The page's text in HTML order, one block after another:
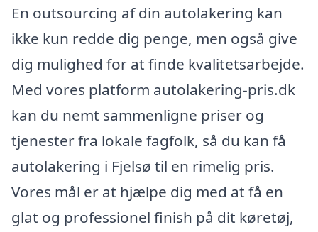
En outsourcing af din autolakering kan
ikke kun redde dig penge, men også give
dig mulighed for at finde kvalitetsarbejde.
Med vores platform autolakering-pris.dk
kan du nemt sammenligne priser og
tjenester fra lokale fagfolk, så du kan få
autolakering i Fjelsø til en rimelig pris.
Vores mål er at hjælpe dig med at få en
glat og professionel finish på dit køretøj,